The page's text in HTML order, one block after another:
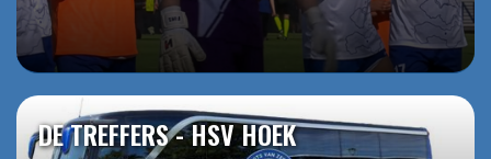
DE TREFFERS - HSV HOEK